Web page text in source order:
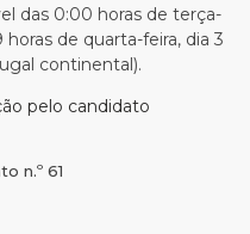
das 0:00 horas de terça-
horas de quarta-feira, dia 3
continental).
pelo candidato
n.º 61